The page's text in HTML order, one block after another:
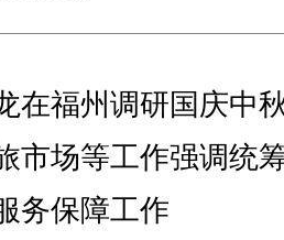
福州调研国庆中
市场等工作强调统
务保障工作